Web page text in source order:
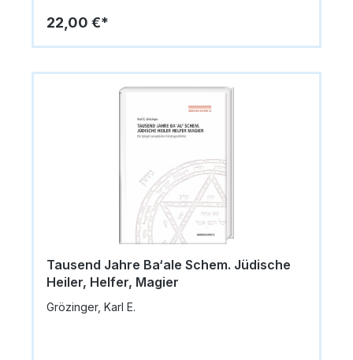
22,00 €*
Tausend Jahre Ba‘ale Schem. Jüdische
Heiler, Helfer, Magier
Grözinger, Karl E.